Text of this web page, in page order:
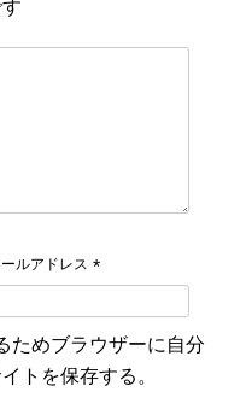
ールアドレス *
ためブラウザーに自分
トを保存する。